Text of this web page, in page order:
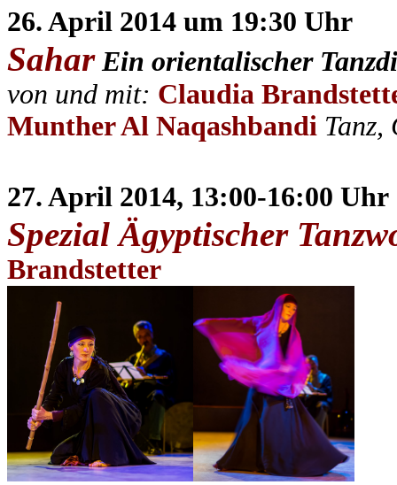
26. April 2014 um 19:30 Uhr
Sahar Ein orientalischer
von und mit: Claudia
Munther Al Naqashbandi Tanz,
27. April 2014, 13:00-16:00 Uhr
Spezial Ägyptischer
Brandstetter